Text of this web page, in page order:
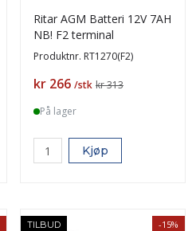
Ritar AGM Batteri 12V 7AH
NB! F2 terminal
Produktnr. RT1270(F2)
Pris
kr 266 /stk kr 313
På lager
Kjøp
TILBUD -15%